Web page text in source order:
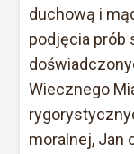
duchową i
podjęcia prób
Wiecznego
moralnej, Jan